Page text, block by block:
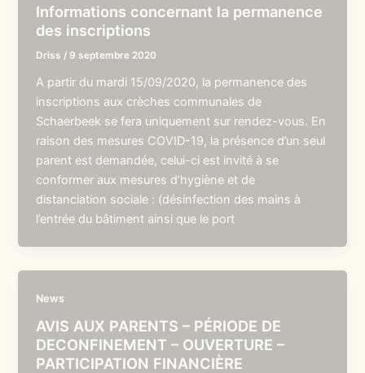
Informations concernant la permanence
des inscriptions
Driss / 9 septembre 2020
A partir du mardi 15/09/2020, la permanence des
inscriptions aux crèches communales de
Schaerbeek se fera uniquement sur rendez-vous. En
raison des mesures COVID-19, la présence d’un seul
parent est demandée, celui-ci est invité à se
conformer aux mesures d’hygiène et de
distanciation sociale : (désinfection des mains à
l’entrée du bâtiment ainsi que le port
News
AVIS AUX PARENTS – PÉRIODE DE
DECONFINEMENT – OUVERTURE –
PARTICIPATION FINANCIÈRE